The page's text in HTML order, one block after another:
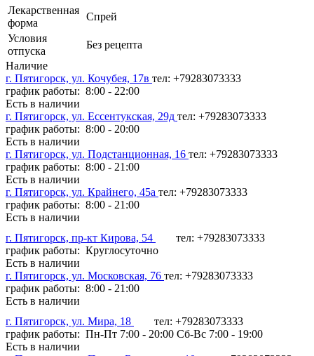
Лекарственная
форма
Спрей
Условия
отпуска
Без рецепта
Наличие
г. Пятигорск, ул. Кочубея, 17в тел: +79283073333
график работы: 8:00 - 22:00
Есть в наличии
г. Пятигорск, ул. Ессентукская, 29д тел: +79283073333
график работы: 8:00 - 20:00
Есть в наличии
г. Пятигорск, ул. Подстанционная, 16 тел: +79283073333
график работы: 8:00 - 21:00
Есть в наличии
г. Пятигорск, ул. Крайнего, 45а тел: +79283073333
график работы: 8:00 - 21:00
Есть в наличии
г. Пятигорск, пр-кт Кирова, 54
тел: +79283073333
график работы: Круглосуточно
Есть в наличии
г. Пятигорск, ул. Московская, 76 тел: +79283073333
график работы: 8:00 - 21:00
Есть в наличии
г. Пятигорск, ул. Мира, 18
тел: +79283073333
график работы: Пн-Пт 7:00 - 20:00 Сб-Вс 7:00 - 19:00
Есть в наличии